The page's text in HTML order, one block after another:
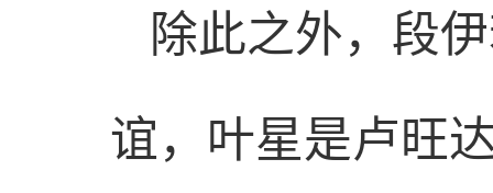
除此之外，段
谊，叶星是卢旺